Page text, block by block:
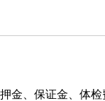
金、保证金、体